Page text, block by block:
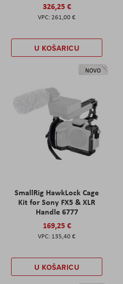
326,25 €
261,00 €
U KOŠARICU
NOVO
SmallRig HawkLock Cage
Kit for Sony FX5 & XLR
Handle 6777
169,25 €
135,40 €
U KOŠARICU